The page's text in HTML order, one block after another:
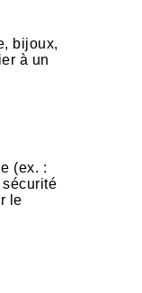
bijoux,
à un
(ex. :
le